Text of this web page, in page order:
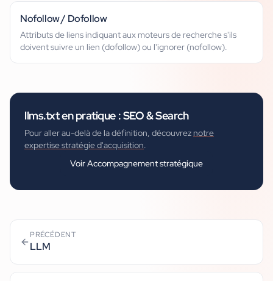
Nofollow / Dofollow
Attributs de liens indiquant aux moteurs de recherche s'ils
doivent suivre un lien (dofollow) ou l'ignorer (nofollow).
llms.txten pratique :SEO & Search
Pour aller au-delà de la définition, découvrez notre
expertise stratégie d'acquisition.
VoirAccompagnement stratégique
PRÉCÉDENT
LLM